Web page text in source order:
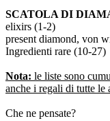
SCATOLA DI
elixirs (1-2)
present diamond, von
Ingredienti rare (10-27)
Nota: le liste sono
anche i regali di tutte le
Che ne pensate?